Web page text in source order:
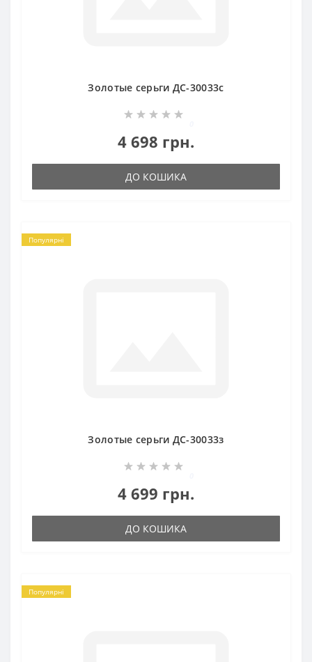
Золотые серьги ДС-30033с
4 698 грн.
ДО КОШИКА
Популярні
Золотые серьги ДС-30033з
4 699 грн.
ДО КОШИКА
Популярні